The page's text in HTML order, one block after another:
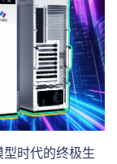
型时代的终极生